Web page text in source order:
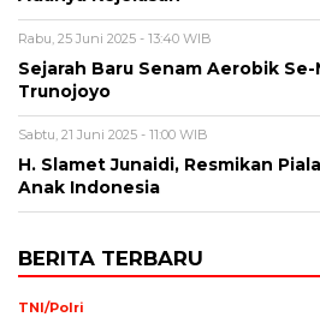
Rabu, 25 Juni 2025 - 13:40 WIB
Sejarah Baru Senam Aerobik
Trunojoyo
Sabtu, 21 Juni 2025 - 11:00 WIB
H. Slamet Junaidi, Resmikan
Anak Indonesia
BERITA TERBARU
TNI/Polri